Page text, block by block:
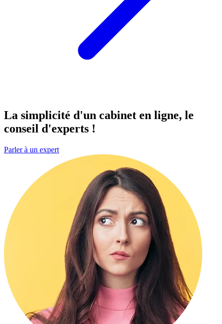
La simplicité d'un cabinet en ligne, le
conseil d'experts !
Parler à un expert